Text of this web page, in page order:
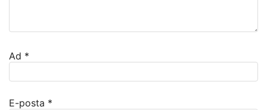
Ad *
E-posta *